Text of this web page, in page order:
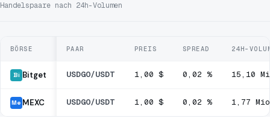
Handelspaare nach 24h-Volumen
BÖRSE PAAR PREIS SPREAD 24H-
Bi Bitget USDGO/USDT 1,00 $ 0,02 % 15,10
Me MEXC USDGO/USDT 1,00 $ 0,02 % 1,77